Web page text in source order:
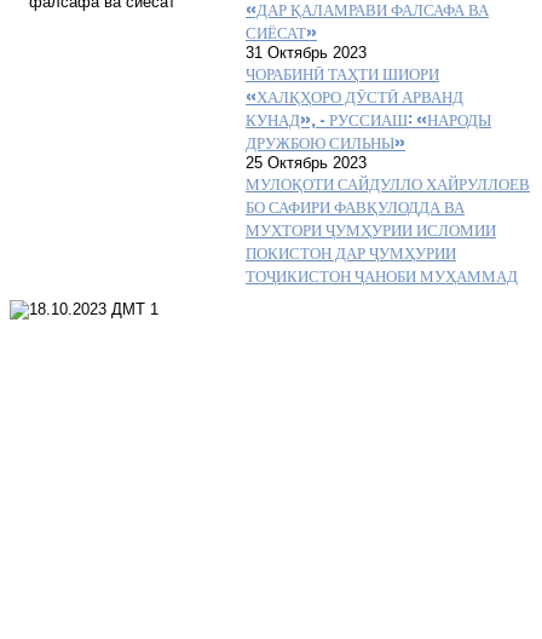
«ДАР ҚАЛАМРАВИ ФАЛСАФА ВА
СИЁСАТ»
31 Октябрь 2023
ЧОРАБИНӢ ТАҲТИ ШИОРИ
«ХАЛҚҲОРО ДӮСТӢ АРВАНД
КУНАД», – РУССИАШ: «НАРОДЫ
ДРУЖБОЮ СИЛЬНЫ»
25 Октябрь 2023
МУЛОҚОТИ САЙДУЛЛО ХАЙРУЛЛОЕВ
БО САФИРИ ФАВҚУЛОДДА ВА
МУХТОРИ ҶУМҲУРИИ ИСЛОМИИ
ПОКИСТОН ДАР ҶУМҲУРИИ
ТОҶИКИСТОН ҶАНОБИ МУҲАММАД